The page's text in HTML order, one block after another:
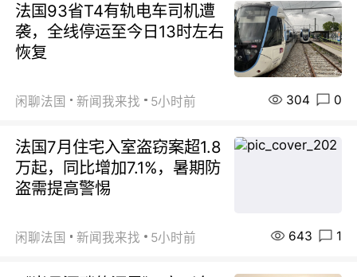
法国93省T4有轨电车司机遭
袭，全线停运至今日13时左右
恢复
闲聊法国 新闻我来找 5小时前 304 0
法国7月住宅入室盗窃案超1.8
万起，同比增加7.1%，暑期防
盗需提高警惕
闲聊法国 新闻我来找 5小时前 643 1